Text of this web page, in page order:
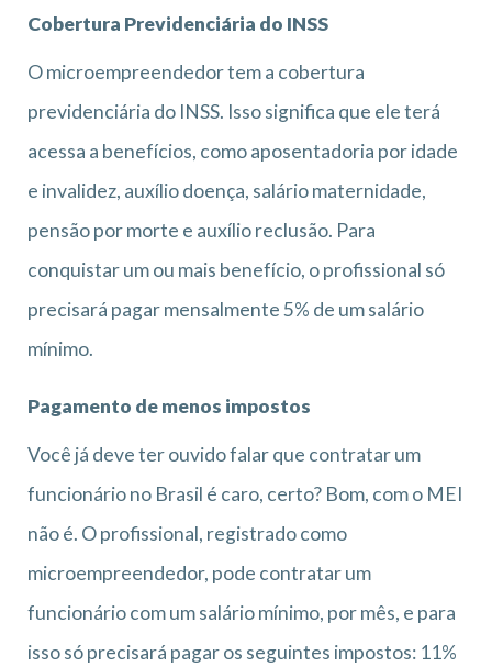
Cobertura Previdenciária do INSS
O microempreendedor tem a cobertura
previdenciária do INSS. Isso significa que ele terá
acessa a benefícios, como aposentadoria por idade
e invalidez, auxílio doença, salário maternidade,
pensão por morte e auxílio reclusão. Para
conquistar um ou mais benefício, o profissional só
precisará pagar mensalmente 5% de um salário
mínimo.
Pagamento de menos impostos
Você já deve ter ouvido falar que contratar um
funcionário no Brasil é caro, certo? Bom, com o MEI
não é. O profissional, registrado como
microempreendedor, pode contratar um
funcionário com um salário mínimo, por mês, e para
isso só precisará pagar os seguintes impostos: 11%